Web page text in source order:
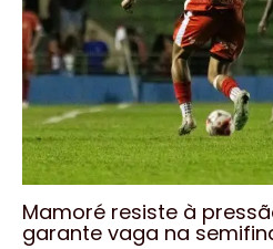
Mamoré resiste à
garante vaga na